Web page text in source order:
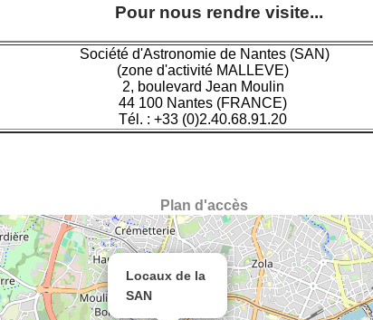
Pour nous rendre visite...
Société d'Astronomie de Nantes (SAN)
(zone d'activité MALLEVE)
2, boulevard Jean Moulin
44 100 Nantes (FRANCE)
Tél. : +33 (0)2.40.68.91.20
Plan d'accès
Locaux de la
SAN